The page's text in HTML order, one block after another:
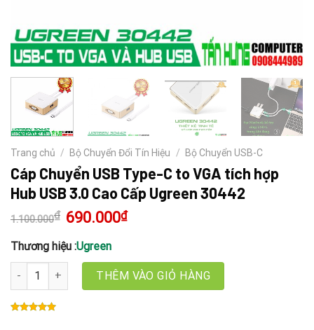
Trang chủ / Bộ Chuyển Đổi Tín Hiệu / Bộ Chuyển USB-C
Cáp Chuyển USB Type-C to VGA tích hợp
Hub USB 3.0 Cao Cấp Ugreen 30442
1.100.000₫ Giá
gốc
1.100.000₫.
690.000₫Giá
hiện
Thương hiệu :Ugreen
Cáp Chuyển USB Type-C to VGA tích hợp Hub USB 3.0 Cao Cấp
THÊM VÀO GIỎ HÀNG